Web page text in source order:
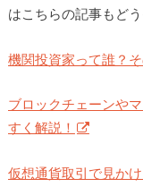
はこちらの記事もどう
機関投資家って誰？
ブロックチェーンや
すく解説！
仮想通貨取引で見か